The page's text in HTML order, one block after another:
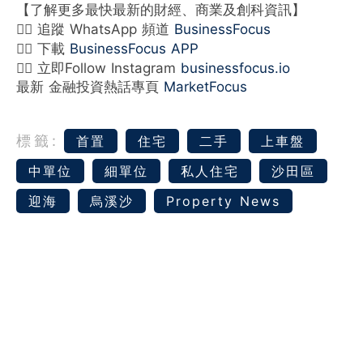
【了解更多最快最新的財經、商業及創科資訊】
👉🏻 追蹤 WhatsApp 頻道 BusinessFocus
👉🏻 下載 BusinessFocus APP
👉🏻 立即Follow Instagram businessfocus.io
最新 金融投資熱話專頁 MarketFocus
標籤: 首置 住宅 二手
上車盤
中單位
細單位 私人住宅
沙田區
迎海
烏溪沙 Property News